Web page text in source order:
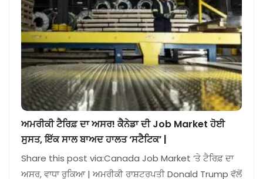
ਅਮਰੀਕੀ ਟੈਰਿਫ਼ ਦਾ ਅਸਰ! ਕੈਨੇਡਾ ਦੀ Job Market ਹੋਈ
ਸੁਸਤ, ਇੱਕ ਸਾਲ ਬਾਅਦ ਹਾਲਤ ‘ਸਟੈਟਿਕ’ |
Share this post via:Canada Job Market ‘ਤੇ ਟੈਰਿਫ਼ ਦਾ
ਅਸਰ, ਵਾਧਾ ਰੁਕਿਆ | ਅਮਰੀਕੀ ਰਾਸ਼ਟਰਪਤੀ Donald Trump ਵੱਲੋਂ